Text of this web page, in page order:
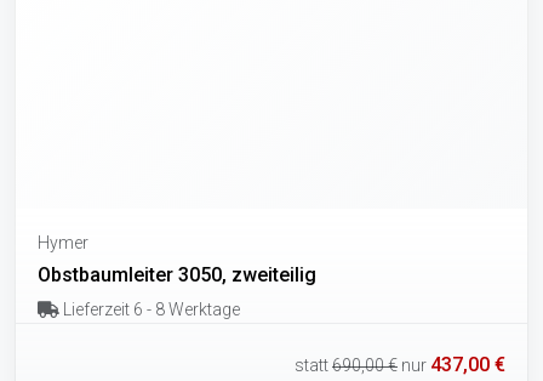
Hymer
Obstbaumleiter 3050, zweiteilig
Lieferzeit 6 - 8 Werktage
statt690,00 € nur 437,00 €